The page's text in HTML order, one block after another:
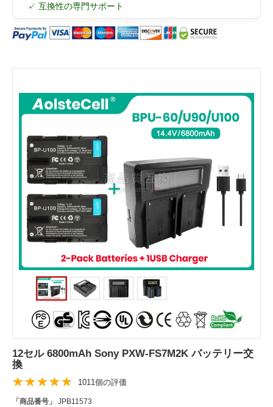
✓ 互換性の専門サポート
12セル 6800mAh Sony PXW-FS7M2K バッテリー交
換
1011個の評価
「商品番号」
JPB11573